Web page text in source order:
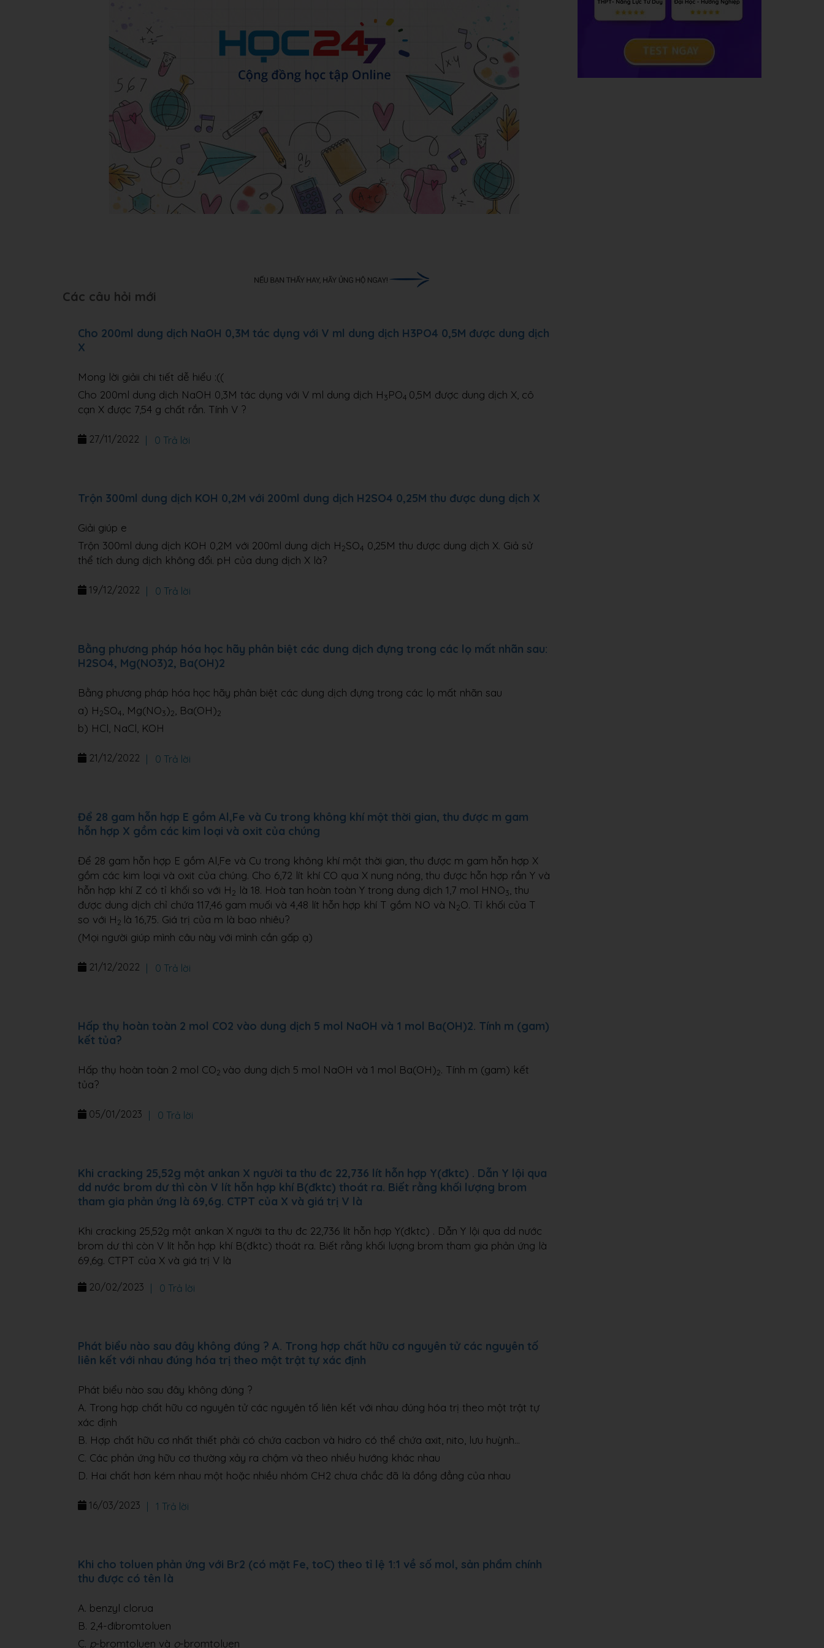
Các câu hỏi mới
Cho 200ml dung dịch NaOH 0,3M tác dụng với V ml dung dịch H3PO4 0,5M được dung dịch
X
Mong lời giảii chi tiết dễ hiểu :((
Cho 200ml dung dịch NaOH 0,3M tác dụng với V ml dung dịch H3PO4 0,5M được dung dịch X, cô
cạn X được 7,54 g chất rắn. Tính V ?
27/11/2022 0 Trả lời
Trộn 300ml dung dịch KOH 0,2M với 200ml dung dịch H2SO4 0,25M thu được dung dịch X
Giải giúp e
Trộn 300ml dung dịch KOH 0,2M với 200ml dung dịch H2SO4 0,25M thu được dung dịch X. Giả sử
thể tích dung dịch không đổi. pH của dung dịch X là?
19/12/2022 0 Trả lời
Bằng phương pháp hóa học hãy phân biệt các dung dịch đựng trong các lọ mất nhãn sau:
H2SO4, Mg(NO3)2, Ba(OH)2
Bằng phương pháp hóa học hãy phân biệt các dung dịch đựng trong các lọ mất nhãn sau
a) H2SO4 , Mg(NO3)2 , Ba(OH)2
b) HCl, NaCl, KOH
21/12/2022 0 Trả lời
Để 28 gam hỗn hợp E gồm Al,Fe và Cu trong không khí một thời gian, thu được m gam
hỗn hợp X gồm các kim loại và oxit của chúng
Để 28 gam hỗn hợp E gồm Al,Fe và Cu trong không khí một thời gian, thu được m gam hỗn hợp X
gồm các kim loại và oxit của chúng. Cho 6,72 lít khí CO qua X nung nóng, thu được hỗn hợp rắn Y và
hỗn hợp khí Z có tỉ khối so với H2 là 18. Hoà tan hoàn toàn Y trong dung dịch 1,7 mol HNO3 , thu
được dung dịch chỉ chứa 117,46 gam muối và 4,48 lít hỗn hợp khí T gồm NO và N2O. Tỉ khối của T
so với H2 là 16,75. Giá trị của m là bao nhiêu?
(Mọi người giúp mình câu này với mình cần gấp ạ)
21/12/2022 0 Trả lời
Hấp thụ hoàn toàn 2 mol CO2 vào dung dịch 5 mol NaOH và 1 mol Ba(OH)2. Tính m (gam)
kết tủa?
Hấp thụ hoàn toàn 2 mol CO2 vào dung dịch 5 mol NaOH và 1 mol Ba(OH)2. Tính m (gam) kết
tủa?
05/01/2023 0 Trả lời
Khi cracking 25,52g một ankan X người ta thu đc 22,736 lít hỗn hợp Y(đktc) . Dẫn Y lội qua
dd nước brom dư thì còn V lít hỗn hợp khí B(đktc) thoát ra. Biết rằng khối lượng brom
tham gia phản ứng là 69,6g. CTPT của X và giá trị V là
Khi cracking 25,52g một ankan X người ta thu đc 22,736 lít hỗn hợp Y(đktc) . Dẫn Y lội qua dd nước
brom dư thì còn V lít hỗn hợp khí B(đktc) thoát ra. Biết rằng khối lượng brom tham gia phản ứng là
69,6g. CTPT của X và giá trị V là
20/02/2023 0 Trả lời
Phát biểu nào sau đây không đúng ? A. Trong hợp chất hữu cơ nguyên tử các nguyên tố
liên kết với nhau đúng hóa trị theo một trật tự xác định
Phát biểu nào sau đây không đúng ?
A. Trong hợp chất hữu cơ nguyên tử các nguyên tố liên kết với nhau đúng hóa trị theo một trật tự
xác định
B. Hợp chất hữu cơ nhất thiết phải có chứa cacbon và hidro có thể chứa axit, nito, lưu huỳnh…
C. Các phản ứng hữu cơ thường xảy ra chậm và theo nhiều hướng khác nhau
D. Hai chất hơn kém nhau một hoặc nhiều nhóm CH2 chưa chắc đã là đồng đẳng của nhau
16/03/2023 1 Trả lời
Khi cho toluen phản ứng với Br2 (có mặt Fe, toC) theo tỉ lệ 1:1 về số mol, sản phẩm chính
thu được có tên là
A. benzyl clorua
B. 2,4-đibromtoluen
C. p-bromtoluen và o-bromtoluen